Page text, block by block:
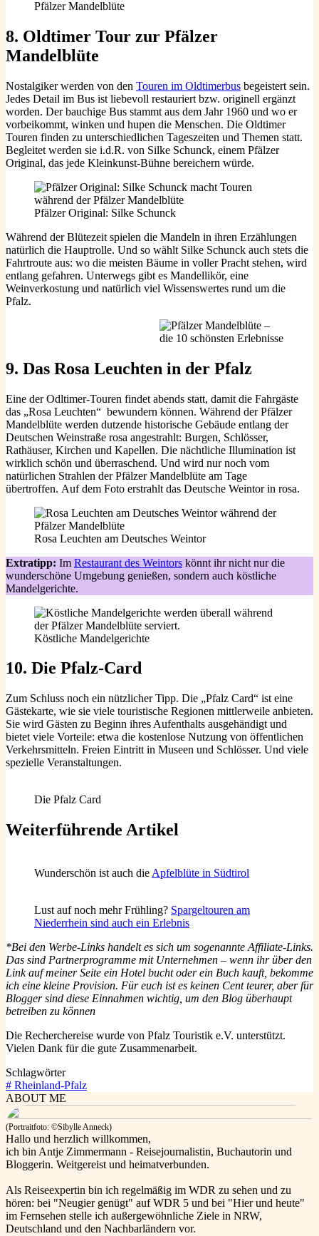
8. Oldtimer Tour zur Pfälzer
Mandelblüte
Nostalgiker werden von den Touren im Oldtimerbus begeistert sein.
Jedes Detail im Bus ist liebevoll restauriert bzw. originell ergänzt
worden. Der bauchige Bus stammt aus dem Jahr 1960 und wo er
vorbeikommt, winken und hupen die Menschen. Die Oldtimer
Touren finden zu unterschiedlichen Tageszeiten und Themen statt.
Begleitet werden sie i.d.R. von Silke Schunck, einem Pfälzer
Original, das jede Kleinkunst-Bühne bereichern würde.
Pfälzer Original: Silke Schunck
Während der Blütezeit spielen die Mandeln in ihren Erzählungen
natürlich die Hauptrolle. Und so wählt Silke Schunck auch stets die
Fahrtroute aus: wo die meisten Bäume in voller Pracht stehen, wird
entlang gefahren. Unterwegs gibt es Mandellikör, eine
Weinverkostung und natürlich viel Wissenswertes rund um die
Pfalz.
9. Das Rosa Leuchten in der Pfalz
Eine der Odltimer-Touren findet abends statt, damit die Fahrgäste
das „Rosa Leuchten“ bewundern können. Während der Pfälzer
Mandelblüte werden dutzende historische Gebäude entlang der
Deutschen Weinstraße rosa angestrahlt: Burgen, Schlösser,
Rathäuser, Kirchen und Kapellen. Die nächtliche Illumination ist
wirklich schön und überraschend. Und wird nur noch vom
natürlichen Strahlen der Pfälzer Mandelblüte am Tage
übertroffen. Auf dem Foto erstrahlt das Deutsche Weintor in rosa.
Rosa Leuchten am Deutsches Weintor
Extratipp: Im Restaurant des Weintors könnt ihr nicht nur die
wunderschöne Umgebung genießen, sondern auch köstliche
Mandelgerichte.
Köstliche Mandelgerichte
10. Die Pfalz-Card
Zum Schluss noch ein nützlicher Tipp. Die „Pfalz Card“ ist eine
Gästekarte, wie sie viele touristische Regionen mittlerweile anbieten.
Sie wird Gästen zu Beginn ihres Aufenthalts ausgehändigt und
bietet viele Vorteile: etwa die kostenlose Nutzung von öffentlichen
Verkehrsmitteln. Freien Eintritt in Museen und Schlösser. Und viele
spezielle Veranstaltungen.
Die Pfalz Card
Weiterführende Artikel
Wunderschön ist auch die Apfelblüte in Südtirol
Lust auf noch mehr Frühling? Spargeltouren am
Niederrhein sind auch ein Erlebnis
*Bei den Werbe-Links handelt es sich um sogenannte Affiliate-Links.
Das sind Partnerprogramme mit Unternehmen – wenn ihr über den
Link auf meiner Seite ein Hotel bucht oder ein Buch kauft, bekomme
ich eine kleine Provision. Für euch ist es keinen Cent teurer, aber für
Blogger sind diese Einnahmen wichtig, um den Blog überhaupt
betreiben zu können
Die Recherchereise wurde von Pfalz Touristik e.V. unterstützt.
Vielen Dank für die gute Zusammenarbeit.
Schlagwörter
# Rheinland-Pfalz
ABOUT ME
(Portraitfoto: ©Sibylle Anneck)
Hallo und herzlich willkommen,
ich bin Antje Zimmermann - Reisejournalistin, Buchautorin und
Bloggerin. Weitgereist und heimatverbunden.
Als Reiseexpertin bin ich regelmäßig im WDR zu sehen und zu
hören: bei "Neugier genügt" auf WDR 5 und bei "Hier und heute"
im Fernsehen stelle ich außergewöhnliche Ziele in NRW,
Deutschland und den Nachbarländern vor.